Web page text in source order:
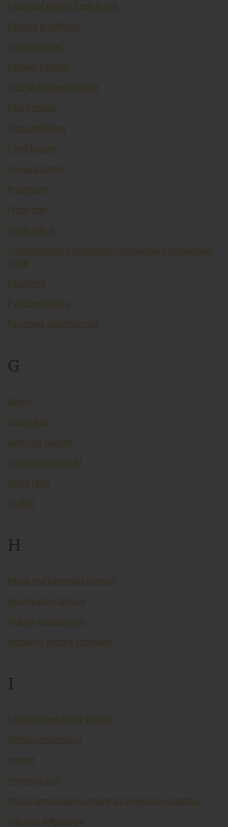
Financial Action Task Force
Fintech kreditlash
Fiskal siyosat
Flanker banklar
FOB shartidagi eksport
Foiz koridori
Foiz stavkalari
Fond bozori
Forvard bitimi
Freemium
Front-end
Front-office
Fuqarolarning banklardagi omonatlarini kafolatlash
fondi
Fyuchers
Fyuchers bitimi
Fyuchers shartnomasi
G
Garov
Garov xati
Garovga oluvchi
Garovga qo’yuvchi
Good faith
Gudvill
H
Hisob ma’lumotlari xizmati
Hisobvaraq-faktura
Hokim yordamchisi
Hosilaviy moliya vositalari
I
I darajali regulyativ kapital
Ijtimoiy investisiya
Import
Imtiyozli davr
Imzo namunalari va muhr izi qo’yilgan varaqcha
Inersion inflyatsiya